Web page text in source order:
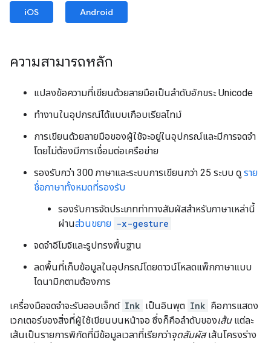
iOS Android
ความสามารถหลัก
แปลงข้อความที่เขียนด้วยลายมือเป็นลำดับอักขระ Unicode
ทำงานในอุปกรณ์ได้แบบเกือบเรียลไทม์
การเขียนด้วยลายมือของผู้ใช้จะอยู่ในอุปกรณ์และมีการจดจำ
โดยไม่ต้องมีการเชื่อมต่อเครือข่าย
รองรับกว่า 300 ภาษาและระบบการเขียนกว่า 25 ระบบ ดู ราย
ชื่อภาษาทั้งหมดที่รองรับ
รองรับการจัดประเภทท่าทางสัมผัสสำหรับภาษาเหล่านี้
ผ่านส่วนขยาย -x-gesture
จดจำอีโมจิและรูปทรงพื้นฐาน
ลดพื้นที่เก็บข้อมูลในอุปกรณ์โดยดาวน์โหลดแพ็กภาษาแบบ
ไดนามิกตามต้องการ
เครื่องมือจดจำจะรับออบเจ็กต์ Ink เป็นอินพุต Ink คือการแสดง
เวกเตอร์ของสิ่งที่ผู้ใช้เขียนบนหน้าจอ ซึ่งก็คือลำดับของเส้นแต่ละ
เส้นเป็นรายการพิกัดที่มีข้อมูลเวลาที่เรียกว่าจุดสัมผัสเส้นโครงร่าง